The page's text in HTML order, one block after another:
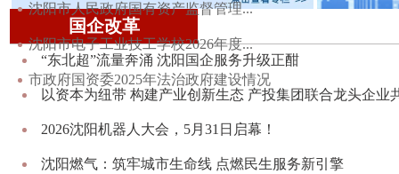
沈阳市人民政府国有资产监督管理...
沈阳市电子工业技工学校2026年度...
市政府国资委2025年法治政府建设情况
国企改革
“东北超”流量奔涌 沈阳国企服务升级正酣
以资本为纽带 构建产业创新生态 产投集团联合龙头企业
级集成电路创...
2026沈阳机器人大会，5月31日启幕！
沈阳燃气：筑牢城市生命线 点燃民生服务新引擎